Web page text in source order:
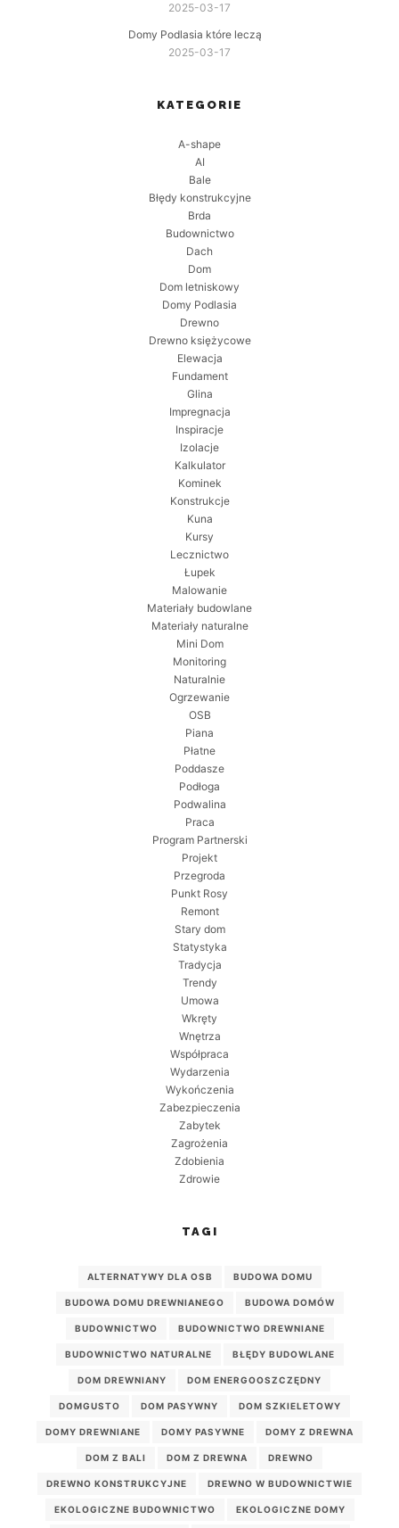
2025-03-17
Domy Podlasia które leczą
2025-03-17
KATEGORIE
A-shape
AI
Bale
Błędy konstrukcyjne
Brda
Budownictwo
Dach
Dom
Dom letniskowy
Domy Podlasia
Drewno
Drewno księżycowe
Elewacja
Fundament
Glina
Impregnacja
Inspiracje
Izolacje
Kalkulator
Kominek
Konstrukcje
Kuna
Kursy
Lecznictwo
Łupek
Malowanie
Materiały budowlane
Materiały naturalne
Mini Dom
Monitoring
Naturalnie
Ogrzewanie
OSB
Piana
Płatne
Poddasze
Podłoga
Podwalina
Praca
Program Partnerski
Projekt
Przegroda
Punkt Rosy
Remont
Stary dom
Statystyka
Tradycja
Trendy
Umowa
Wkręty
Wnętrza
Współpraca
Wydarzenia
Wykończenia
Zabezpieczenia
Zabytek
Zagrożenia
Zdobienia
Zdrowie
TAGI
ALTERNATYWY DLA OSB BUDOWA DOMU
BUDOWA DOMU DREWNIANEGO BUDOWA DOMÓW
BUDOWNICTWO BUDOWNICTWO DREWNIANE
BUDOWNICTWO NATURALNE BŁĘDY BUDOWLANE
DOM DREWNIANY DOM ENERGOOSZCZĘDNY
DOMGUSTO DOM PASYWNY DOM SZKIELETOWY
DOMY DREWNIANE DOMY PASYWNE DOMY Z DREWNA
DOM Z BALI DOM Z DREWNA DREWNO
DREWNO KONSTRUKCYJNE DREWNO W BUDOWNICTWIE
EKOLOGICZNE BUDOWNICTWO EKOLOGICZNE DOMY